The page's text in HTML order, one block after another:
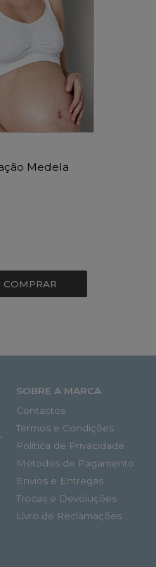
Medela
COMPRAR
SOBRE A MARCA
Contactos
Termos e Condições
Política de Privacidade
Métodos de Pagamento
Envios e Entregas
Trocas e Devoluções
Livro de Reclamações